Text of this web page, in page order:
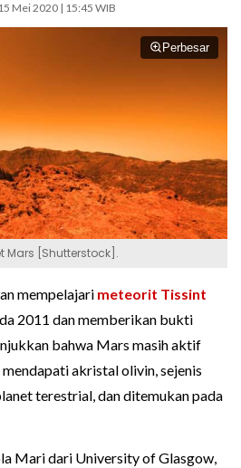
Mei 2020 | 15:45 WIB
Perbesar
Mars [Shutterstock].
mempelajari meteorit Tissint
2011 dan memberikan bukti
bahwa Mars masih aktif
akristal olivin, sejenis
terestrial, dan ditemukan pada
Mari dari University of Glasgow,